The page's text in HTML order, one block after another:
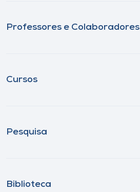
Professores e Colaboradores
Cursos
Pesquisa
Biblioteca